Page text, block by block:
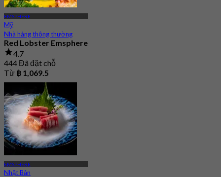
EMSPHERE
Mỹ
Nhà hàng thông thường
Red Lobster Emsphere
4.7
444 Đã đặt chỗ
Từ ฿ 1,069.5
EMSPHERE
Nhật Bản